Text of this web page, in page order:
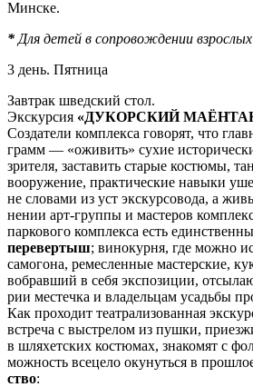
Мин­ске.
* Для де­тей в сопровождении
3 день. Пят­ни­ца
Завтрак швед­ский стол.
Экс­кур­сия «ДУКОРСКИЙ
Создатели ком­плек­са го­во­рят, что
грамм — «оживить» су­хие
зри­те­ля, заставить ста­рые костюмы,
вооружение, практические навыки
не сло­ва­ми из уст экс­кур­со­во­да, а
не­нии арт-группы и ма­сте­ров
паркового ком­плек­са есть
перевертыш; винокурня, где мож­но
са­мо­го­на, ремесленные ма­стер­ские,
вобравший в се­бя экс­по­зи­ции,
рии ме­с­теч­ка и владельцам усадь­бы
Как про­хо­дит театрализованная
встре­ча с выстрелом из пушки,
в шля­хет­ских ко­стю­мах, знакомят с
мож­ность всецело оку­нуть­ся в
ство: